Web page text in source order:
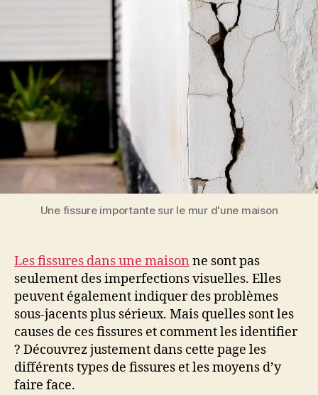
Une fissure importante sur le mur d'une maison
Les fissures dans une maison ne sont pas
seulement des imperfections visuelles. Elles
peuvent également indiquer des problèmes
sous-jacents plus sérieux. Mais quelles sont les
causes de ces fissures et comment les identifier
? Découvrez justement dans cette page les
différents types de fissures et les moyens d’y
faire face.